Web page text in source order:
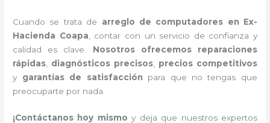
Cuando se trata de arreglo de computadores en Ex-
Hacienda Coapa , contar con un servicio de confianza y
calidad es clave. Nosotros ofrecemos reparaciones
rápidas
diagnósticos precisos
precios competitivos
y garantías de satisfacción para que no tengas que
preocuparte por nada.
¡Contáctanos hoy mismo y deja que nuestros expertos